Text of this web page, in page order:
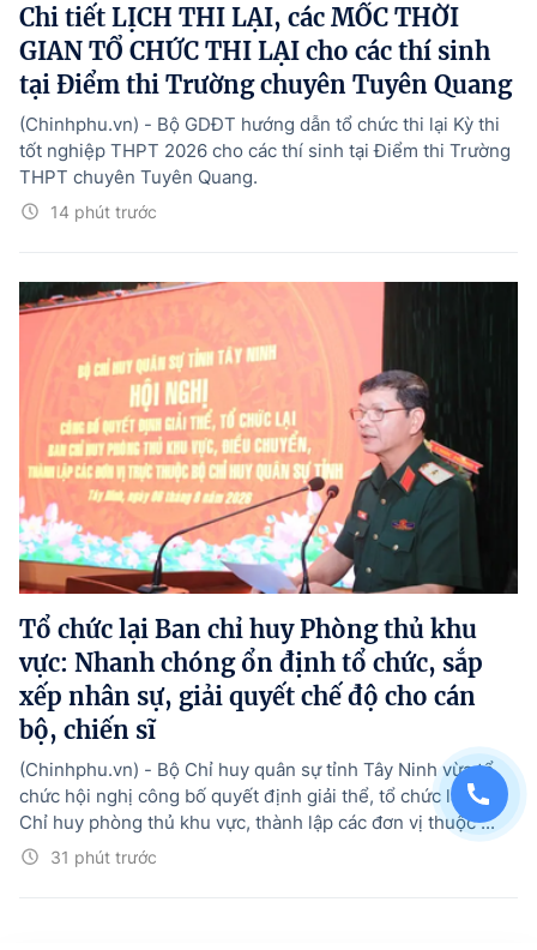
Chi tiết LỊCH THI LẠI, các MỐC THỜI
GIAN TỔ CHỨC THI LẠI cho các thí sinh
tại Điểm thi Trường chuyên Tuyên Quang
14 phút trước
(Chinhphu.vn) - Bộ GDĐT hướng dẫn tổ chức thi lại Kỳ thi
tốt nghiệp THPT 2026 cho các thí sinh tại Điểm thi Trường
THPT chuyên Tuyên Quang.
Tổ chức lại Ban chỉ huy Phòng thủ khu
vực: Nhanh chóng ổn định tổ chức, sắp
xếp nhân sự, giải quyết chế độ cho cán
bộ, chiến sĩ
31 phút trước
(Chinhphu.vn) - Bộ Chỉ huy quân sự tỉnh Tây Ninh vừa tổ
chức hội nghị công bố quyết định giải thể, tổ chức lại Ban
Chỉ huy phòng thủ khu vực, thành lập các đơn vị thuộc ...